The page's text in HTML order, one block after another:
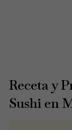
Receta y
Sushi en